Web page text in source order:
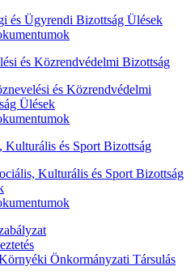
és Ügyrendi Bizottság Ülések
és Közrendvédelmi Bizottság
és Közrendvédelmi
Ülések
Kulturális és Sport Bizottság
Kulturális és Sport Bizottság
Önkormányzati Társulás